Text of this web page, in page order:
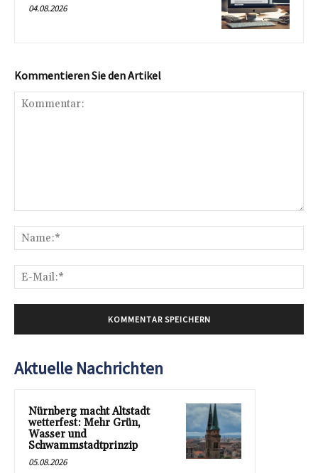
04.08.2026
Kommentieren Sie den Artikel
Aktuelle Nachrichten
Nürnberg macht Altstadt
wetterfest: Mehr Grün,
Wasser und
Schwammstadtprinzip
05.08.2026